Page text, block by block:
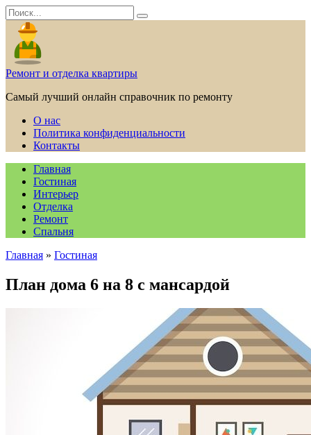
Перейти
к
содержанию
Search
for:
Ремонт и отделка квартиры
Самый лучший онлайн справочник по ремонту
О нас
Политика конфиденциальности
Контакты
Главная
Гостиная
Интерьер
Отделка
Ремонт
Спальня
Главная » Гостиная
План дома 6 на 8 с мансардой